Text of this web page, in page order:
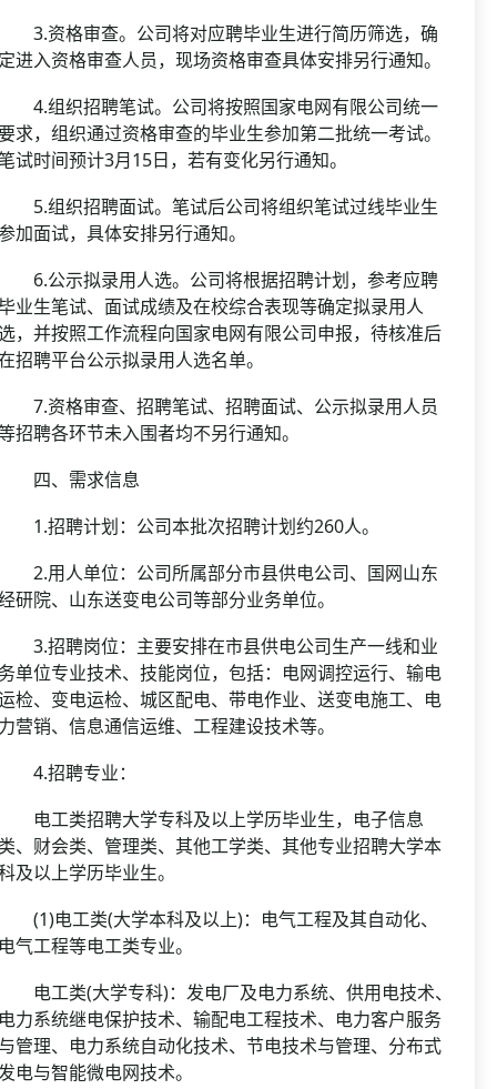
资格审查。公司将对应聘毕业生进行简历筛选，确
进入资格审查人员，现场资格审查具体安排另行通知。
组织招聘笔试。公司将按照国家电网有限公司统一
求，组织通过资格审查的毕业生参加第二批统一考试。
试时间预计3月15日，若有变化另行通知。
组织招聘面试。笔试后公司将组织笔试过线毕业生
加面试，具体安排另行通知。
公示拟录用人选。公司将根据招聘计划，参考应聘
业生笔试、面试成绩及在校综合表现等确定拟录用人
，并按照工作流程向国家电网有限公司申报，待核准后
招聘平台公示拟录用人选名单。
资格审查、招聘笔试、招聘面试、公示拟录用人员
招聘各环节未入围者均不另行通知。
、需求信息
招聘计划：公司本批次招聘计划约260人。
用人单位：公司所属部分市县供电公司、国网山东
研院、山东送变电公司等部分业务单位。
招聘岗位：主要安排在市县供电公司生产一线和业
单位专业技术、技能岗位，包括：电网调控运行、输电
检、变电运检、城区配电、带电作业、送变电施工、电
营销、信息通信运维、工程建设技术等。
招聘专业：
工类招聘大学专科及以上学历毕业生，电子信息
、财会类、管理类、其他工学类、其他专业招聘大学本
及以上学历毕业生。
电工类(大学本科及以上)：电气工程及其自动化、
气工程等电工类专业。
工类(大学专科)：发电厂及电力系统、供用电技术、
力系统继电保护技术、输配电工程技术、电力客户服务
管理、电力系统自动化技术、节电技术与管理、分布式
电与智能微电网技术。